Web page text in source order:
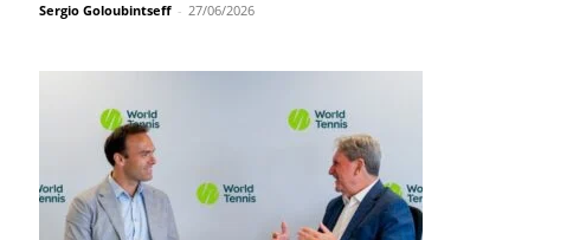
Sergio Goloubintseff - 27/06/2026